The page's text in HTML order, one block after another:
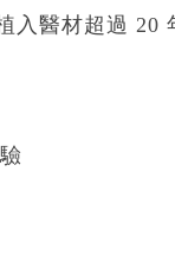
入醫材超過 20